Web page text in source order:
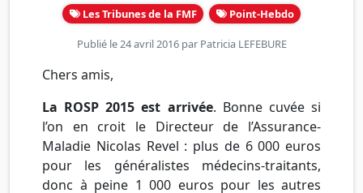
Les Tribunes de la FMF Point-Hebdo
Publié le 24 avril 2016 par Patricia LEFEBURE
Chers amis,
La ROSP 2015 est arrivée. Bonne cuvée si
l’on en croit le Directeur de l’Assurance-
Maladie Nicolas Revel : plus de 6 000 euros
pour les généralistes médecins-traitants,
donc à peine 1 000 euros pour les autres